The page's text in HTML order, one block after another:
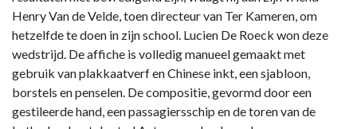
Henry Van de Velde, toen directeur van Ter Kameren, om
hetzelfde te doen in zijn school. Lucien De Roeck won deze
wedstrijd. De affiche is volledig manueel gemaakt met
gebruik van plakkaatverf en Chinese inkt, een sjabloon,
borstels en penselen. De compositie, gevormd door een
gestileerde hand, een passagiersschip en de toren van de